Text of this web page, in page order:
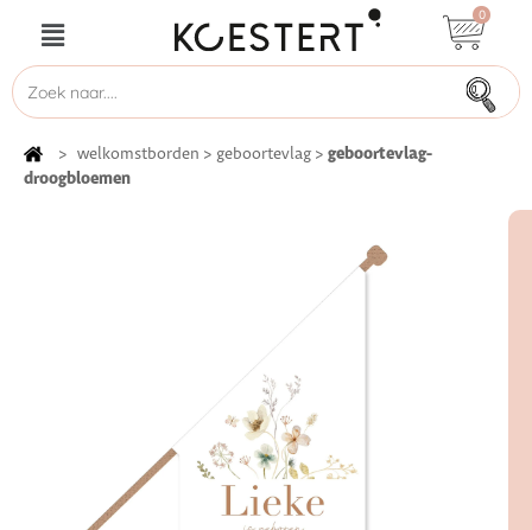
0
> welkomstborden > geboortevlag > geboortevlag-
droogbloemen